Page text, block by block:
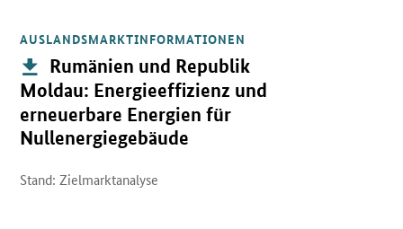
AUSLANDSMARKTINFORMATIONEN
Publikation:
Rumänien und Republik
Moldau: Energieeffizienz und
erneuerbare Energien für
Nullenergiegebäude
Stand: Zielmarktanalyse
Öffnet PDF "Rumänien und Republik Moldau: Energieeffizienz